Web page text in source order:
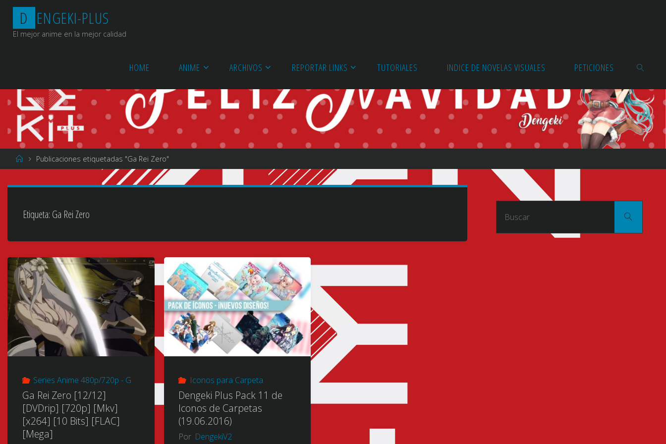
Saltar
contenido
D ENGEKI-PLUS
El mejor anime en la mejor calidad
HOME ANIME ARCHIVOS REPORTAR LINKS TUTORIALES INDICE DE NOVELAS VISUALES PETICIONES
BUSCAR
Página
de
Publicaciones etiquetadas "Ga Rei Zero"
Etiqueta: Ga Rei Zero
Series Anime 480p/720p - G
Ga Rei Zero [12/12]
[DVDrip] [720p] [Mkv]
[x264] [10 Bits] [FLAC]
[Mega]
Iconos para Carpeta
Dengeki Plus Pack 11 de
Iconos de Carpetas
(19.06.2016)
Por DengekiV2
Buscar